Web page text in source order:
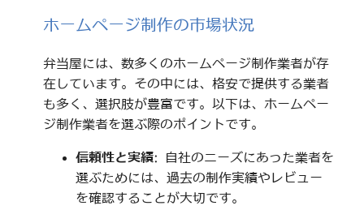
ホームページ制作の市場状況
弁当屋には、数多くのホームページ制作業者が存
在しています。その中には、格安で提供する業者
も多く、選択肢が豊富です。以下は、ホームペー
ジ制作業者を選ぶ際のポイントです。
信頼性と実績: 自社のニーズにあった業者を
選ぶためには、過去の制作実績やレビュー
を確認することが大切です。